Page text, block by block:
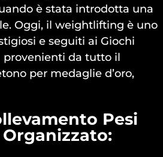
è stata introdotta una
Oggi, il weightlifting è uno
e seguiti ai Giochi
da tutto il
per medaglie d’oro,
Pesi